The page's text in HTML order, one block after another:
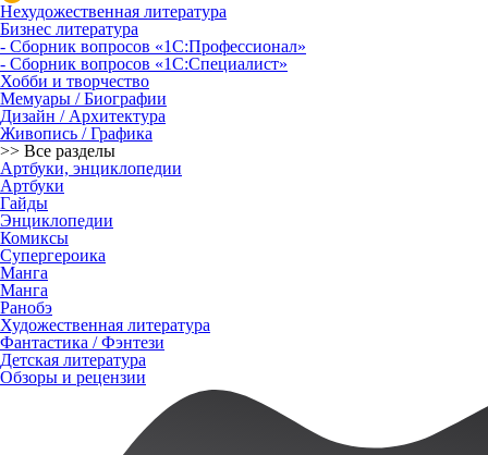
Нехудожественная литература
Бизнес литература
- Сборник вопросов «1С:Профессионал»
- Сборник вопросов «1С:Специалист»
Хобби и творчество
Мемуары / Биографии
Дизайн / Архитектура
Живопись / Графика
>> Все разделы
Артбуки, энциклопедии
Артбуки
Гайды
Энциклопедии
Комиксы
Супергероика
Манга
Манга
Ранобэ
Художественная литература
Фантастика / Фэнтези
Детская литература
Обзоры и рецензии